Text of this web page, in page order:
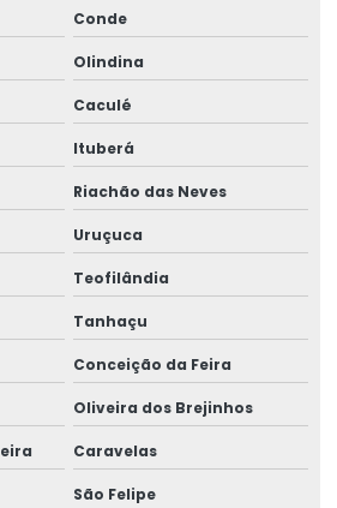
lava rápido
licença prévia
licença prévia instalação e
para loteamento
para loteamento urbano
mineradora
e mineral
obras civis
para obras públicas
de oficina mecânica
Conde
Olindina
Caculé
Ituberá
Riachão das Neves
Uruçuca
Teofilândia
Tanhaçu
Conceição da Feira
Oliveira dos Brejinhos
Caravelas
São Felipe